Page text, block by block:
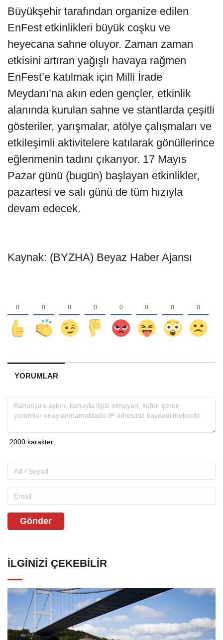
Büyükşehir tarafından organize edilen
EnFest etkinlikleri büyük coşku ve
heyecana sahne oluyor. Zaman zaman
etkisini artıran yağışlı havaya rağmen
EnFest’e katılmak için Milli İrade
Meydanı’na akın eden gençler, etkinlik
alanında kurulan sahne ve stantlarda çeşitli
gösteriler, yarışmalar, atölye çalışmaları ve
etkileşimli aktivitelere katılarak gönüllerince
eğlenmenin tadını çıkarıyor. 17 Mayıs
Pazar günü (bugün) başlayan etkinlikler,
pazartesi ve salı günü de tüm hızıyla
devam edecek.
Kaynak: (BYZHA) Beyaz Haber Ajansı
YORUMLAR
Gönder
İLGINIZI ÇEKEBILIR